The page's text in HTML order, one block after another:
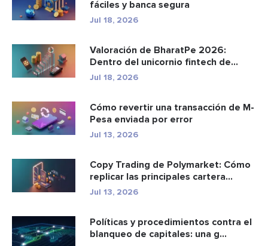
fáciles y banca segura
Jul 18, 2026
Valoración de BharatPe 2026:
Dentro del unicornio fintech de
2.85...
Jul 18, 2026
Cómo revertir una transacción de M-
Pesa enviada por error
Jul 13, 2026
Copy Trading de Polymarket: Cómo
replicar las principales cartera...
Jul 13, 2026
Políticas y procedimientos contra el
blanqueo de capitales: una g...